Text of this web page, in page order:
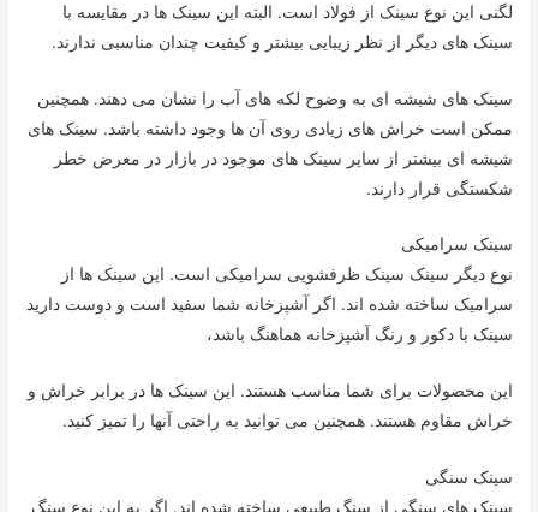
لگنی این نوع سینک از فولاد است. البته این سینک ها در مقایسه با
سینک های دیگر از نظر زیبایی بیشتر و کیفیت چندان مناسبی ندارند.
سینک های شیشه ای به وضوح لکه های آب را نشان می دهند. همچنین
ممکن است خراش های زیادی روی آن ها وجود داشته باشد. سینک های
شیشه ای بیشتر از سایر سینک های موجود در بازار در معرض خطر
شکستگی قرار دارند.
سینک سرامیکی
نوع دیگر سینک سینک ظرفشویی سرامیکی است. این سینک ها از
سرامیک ساخته شده اند. اگر آشپزخانه شما سفید است و دوست دارید
سینک با دکور و رنگ آشپزخانه هماهنگ باشد،
این محصولات برای شما مناسب هستند. این سینک ها در برابر خراش و
خراش مقاوم هستند. همچنین می توانید به راحتی آنها را تمیز کنید.
سینک سنگی
سینک های سنگی از سنگ طبیعی ساخته شده اند. اگر به این نوع سنگ